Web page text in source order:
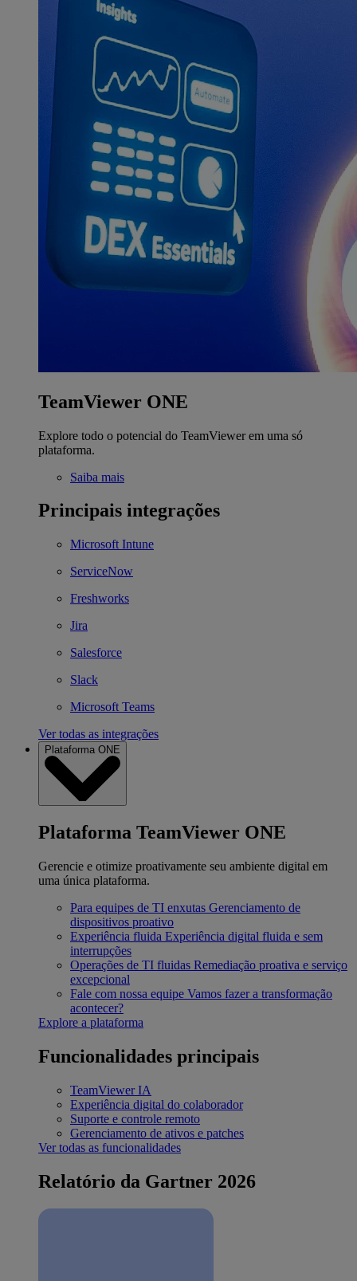
TeamViewer ONE
Explore todo o potencial do TeamViewer em uma só
plataforma.
Saiba mais
Principais integrações
Microsoft Intune
ServiceNow
Freshworks
Jira
Salesforce
Slack
Microsoft Teams
Ver todas as integrações
Plataforma ONE
Plataforma TeamViewer ONE
Gerencie e otimize proativamente seu ambiente digital em
uma única plataforma.
Para equipes de TI enxutas Gerenciamento de
dispositivos proativo
Experiência fluida Experiência digital fluida e sem
interrupções
Operações de TI fluidas Remediação proativa e serviço
excepcional
Fale com nossa equipe Vamos fazer a transformação
acontecer?
Explore a plataforma
Funcionalidades principais
TeamViewer IA
Experiência digital do colaborador
Suporte e controle remoto
Gerenciamento de ativos e patches
Ver todas as funcionalidades
Relatório da Gartner 2026